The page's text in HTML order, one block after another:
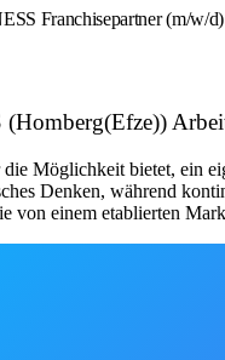
Franchisepartner (m/w/
Möglichkeit bietet, ein
Denken, während
einem etablierten